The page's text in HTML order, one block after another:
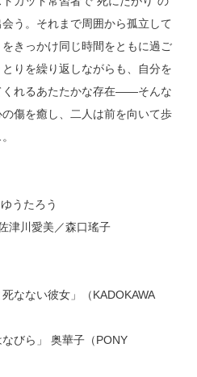
う。それまで周囲から孤立して
きっかけ同じ時間をともに過ご
りを繰り返しながらも、自分を
くれるあたたかな存在――そんな
傷を癒し、二人は前を向いて歩
うたろう
津川愛美／森口瑤子
なない彼女」（KADOKAWA
びら」 奥華子（PONY